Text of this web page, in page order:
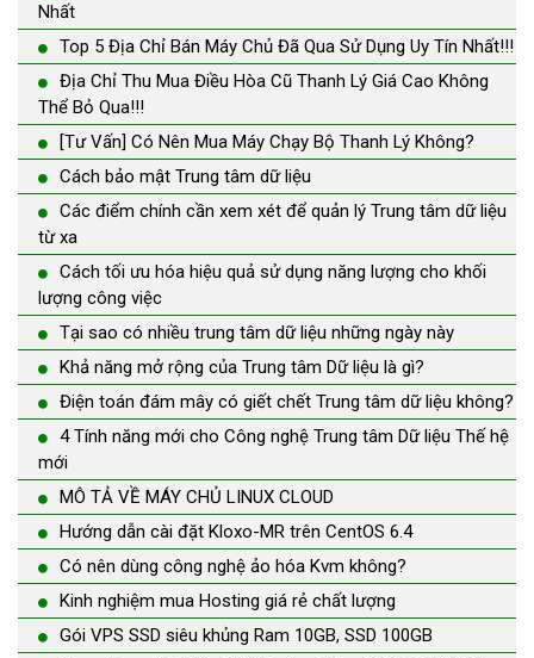
Nhất
Top 5 Địa Chỉ Bán Máy Chủ Đã Qua Sử Dụng Uy Tín Nhất!!!
Địa Chỉ Thu Mua Điều Hòa Cũ Thanh Lý Giá Cao Không
Thể Bỏ Qua!!!
[Tư Vấn] Có Nên Mua Máy Chạy Bộ Thanh Lý Không?
Cách bảo mật Trung tâm dữ liệu
Các điểm chính cần xem xét để quản lý Trung tâm dữ liệu
từ xa
Cách tối ưu hóa hiệu quả sử dụng năng lượng cho khối
lượng công việc
Tại sao có nhiều trung tâm dữ liệu những ngày này
Khả năng mở rộng của Trung tâm Dữ liệu là gì?
Điện toán đám mây có giết chết Trung tâm dữ liệu không?
4 Tính năng mới cho Công nghệ Trung tâm Dữ liệu Thế hệ
mới
MÔ TẢ VỀ MÁY CHỦ LINUX CLOUD
Hướng dẫn cài đặt Kloxo-MR trên CentOS 6.4
Có nên dùng công nghệ ảo hóa Kvm không?
Kinh nghiệm mua Hosting giá rẻ chất lượng
Gói VPS SSD siêu khủng Ram 10GB, SSD 100GB